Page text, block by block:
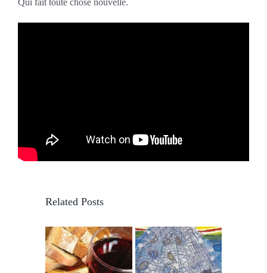
Qui fait toute chose nouvelle.
Related Posts